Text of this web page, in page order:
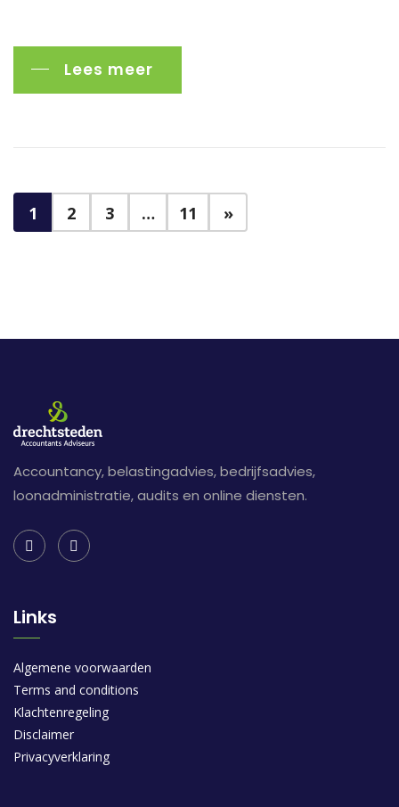
Lees meer
1 2 3 … 11 »
Accountancy, belastingadvies, bedrijfsadvies,
loonadministratie, audits en online diensten.
Links
Algemene voorwaarden
Terms and conditions
Klachtenregeling
Disclaimer
Privacyverklaring